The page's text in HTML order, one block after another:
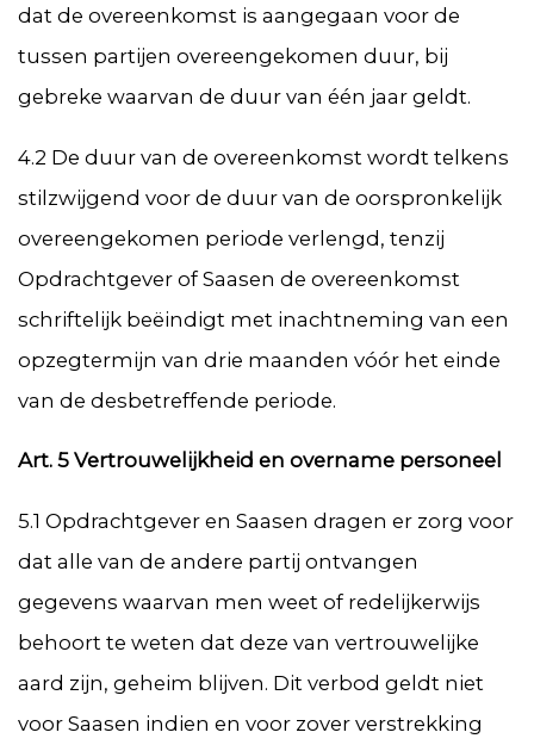
dat de overeenkomst is aangegaan voor de
tussen partijen overeengekomen duur, bij
gebreke waarvan de duur van één jaar geldt.
4.2 De duur van de overeenkomst wordt telkens
stilzwijgend voor de duur van de oorspronkelijk
overeengekomen periode verlengd, tenzij
Opdrachtgever of Saasen de overeenkomst
schriftelijk beëindigt met inachtneming van een
opzegtermijn van drie maanden vóór het einde
van de desbetreffende periode.
Art. 5 Vertrouwelijkheid en overname personeel
5.1 Opdrachtgever en Saasen dragen er zorg voor
dat alle van de andere partij ontvangen
gegevens waarvan men weet of redelijkerwijs
behoort te weten dat deze van vertrouwelijke
aard zijn, geheim blijven. Dit verbod geldt niet
voor Saasen indien en voor zover verstrekking